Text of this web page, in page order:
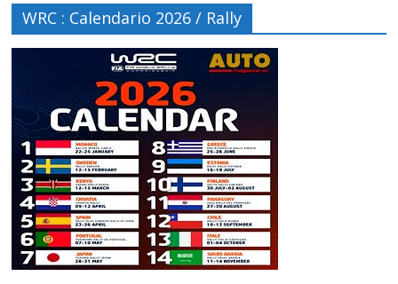
WRC : Calendario 2026 / Rally